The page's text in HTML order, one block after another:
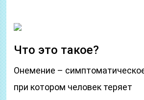
Что это такое?
Онемение –
при котором человек теряет